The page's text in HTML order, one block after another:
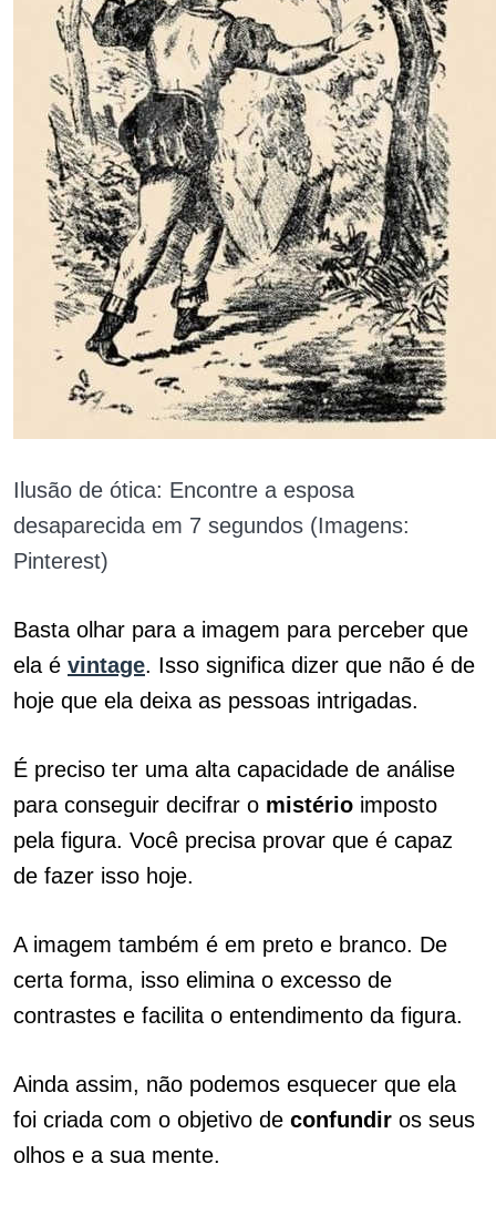
Ilusão de ótica: Encontre a esposa
desaparecida em 7 segundos (Imagens:
Pinterest)
Basta olhar para a imagem para perceber que
ela é vintage. Isso significa dizer que não é de
hoje que ela deixa as pessoas intrigadas.
É preciso ter uma alta capacidade de análise
para conseguir decifrar o mistério imposto
pela figura. Você precisa provar que é capaz
de fazer isso hoje.
A imagem também é em preto e branco. De
certa forma, isso elimina o excesso de
contrastes e facilita o entendimento da figura.
Ainda assim, não podemos esquecer que ela
foi criada com o objetivo de confundir os seus
olhos e a sua mente.